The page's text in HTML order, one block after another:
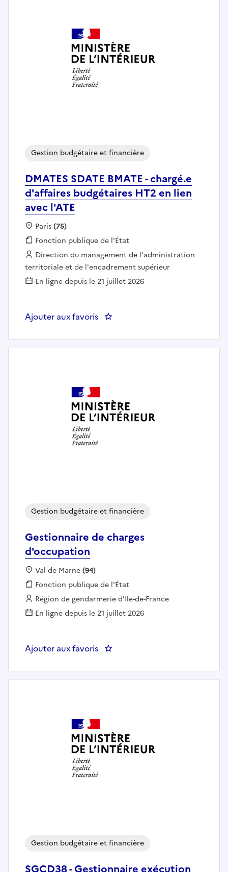
DMATES SDATE BMATE - chargé.e
d'affaires budgétaires HT2 en lien
avec l'ATE
Gestion budgétaire et financière
Localisation :
Paris(75)
Fonction publique :
Fonction publique de l'État
Employeur :
Direction du management de l'administration
territoriale et de l'encadrement supérieur
En ligne depuis le 21 juillet 2026
Ajouter aux favoris : DMATES SDATE BMATE -
Gestionnaire de charges
d'occupation
Gestion budgétaire et financière
Localisation :
Val de Marne(94)
Fonction publique :
Fonction publique de l'État
Employeur :
Région de gendarmerie d'Ile-de-France
En ligne depuis le 21 juillet 2026
Ajouter aux favoris : Gestionnaire de charges
SGCD38 - Gestionnaire exécution
Gestion budgétaire et financière